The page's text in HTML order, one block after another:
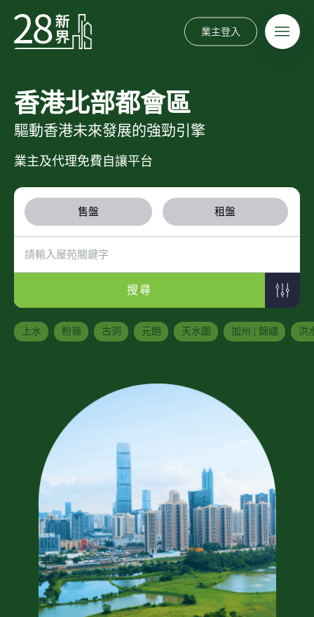
業主登入
香港北部都會區
驅動香港未來發展的強勁引擎
業主及代理免費自讓平台
售盤 租盤
搜尋
上水 粉嶺 古洞 元朗 天水圍 加州 | 錦繡 洪